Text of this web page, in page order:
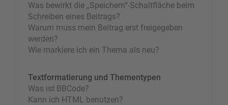
Was bewirkt die „Speichern“-Schaltfläche beim
Schreiben eines Beitrags?
Warum muss mein Beitrag erst freigegeben
werden?
Wie markiere ich ein Thema als neu?
Textformatierung und Thementypen
Was ist BBCode?
Kann ich HTML benutzen?